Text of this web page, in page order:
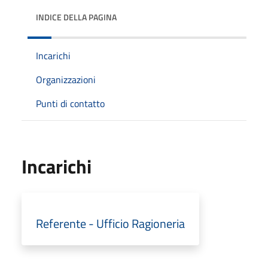
INDICE DELLA PAGINA
Incarichi
Organizzazioni
Punti di contatto
Incarichi
Referente - Ufficio Ragioneria